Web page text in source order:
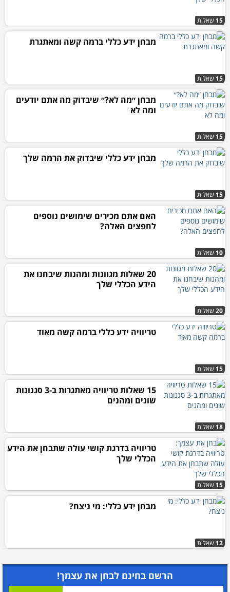
15 שאלות
15 שאלות
מבחן ידע כללי ברמה קשה ומאתגרת
15 שאלות
מבחן ״מה לא?״ שיבדוק מה אתם יודעים
ומה לא
15 שאלות
מבחן ידע כללי שיבדוק את הרמה שלך
10 שאלות
האם אתם מכירים שימושים נוספים
לחפצים האלה?
20 שאלות
20 שאלות מגוונות ומהנות שיבחנו את
הידע הכללי שלך
15 שאלות
טריוויה ידע כללי ברמה קשה מאוד
18 שאלות
15 שאלות טריוויה מאתגרות ב-3 סגנונות
שונים ומהנים
15 שאלות
טריוויה בדרגת קושי עולה שתבחן את הידע
הכללי שלך
12 שאלות
מבחן ידע כללי: מי ניצח?
הרשם בחינם לבחן את עצמך!